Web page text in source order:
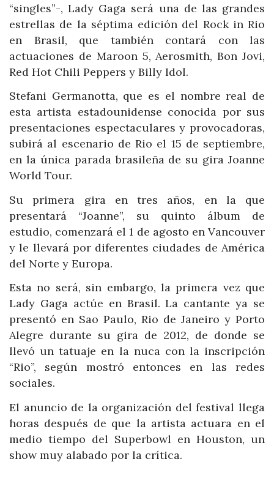
“singles”-, Lady Gaga será una de las grandes
estrellas de la séptima edición del Rock in Rio
en Brasil, que también contará con las
actuaciones de Maroon 5, Aerosmith, Bon Jovi,
Red Hot Chili Peppers y Billy Idol.
Stefani Germanotta, que es el nombre real de
esta artista estadounidense conocida por sus
presentaciones espectaculares y provocadoras,
subirá al escenario de Rio el 15 de septiembre,
en la única parada brasileña de su gira Joanne
World Tour.
Su primera gira en tres años, en la que
presentará “Joanne”, su quinto álbum de
estudio, comenzará el 1 de agosto en Vancouver
y le llevará por diferentes ciudades de América
del Norte y Europa.
Esta no será, sin embargo, la primera vez que
Lady Gaga actúe en Brasil. La cantante ya se
presentó en Sao Paulo, Rio de Janeiro y Porto
Alegre durante su gira de 2012, de donde se
llevó un tatuaje en la nuca con la inscripción
“Rio”, según mostró entonces en las redes
sociales.
El anuncio de la organización del festival llega
horas después de que la artista actuara en el
medio tiempo del Superbowl en Houston, un
show muy alabado por la crítica.